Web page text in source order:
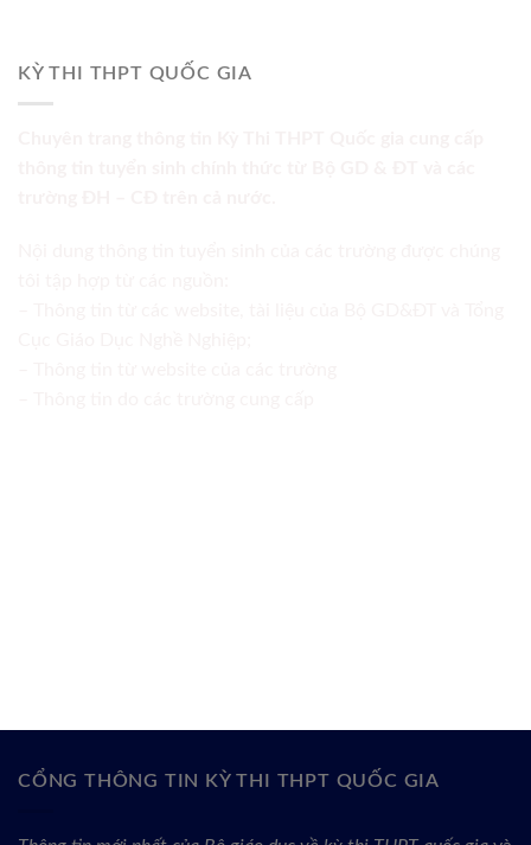
KỲ THI THPT QUỐC GIA
CỔNG THÔNG TIN KỲ THI THPT QUỐC GIA